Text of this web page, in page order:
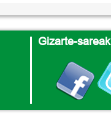
Gizarte-sareak